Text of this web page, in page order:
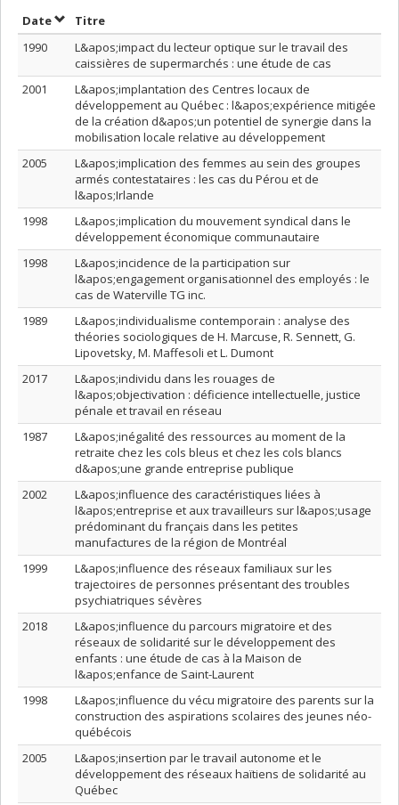
DateTrier par date en ordre croissant
Titre
1990
L&apos;impact du lecteur optique sur le travail des
caissières de supermarchés : une étude de cas
2001
L&apos;implantation des Centres locaux de
développement au Québec : l&apos;expérience mitigée
de la création d&apos;un potentiel de synergie dans la
mobilisation locale relative au développement
2005
L&apos;implication des femmes au sein des groupes
armés contestataires : les cas du Pérou et de
l&apos;Irlande
1998
L&apos;implication du mouvement syndical dans le
développement économique communautaire
1998
L&apos;incidence de la participation sur
l&apos;engagement organisationnel des employés : le
cas de Waterville TG inc.
1989
L&apos;individualisme contemporain : analyse des
théories sociologiques de H. Marcuse, R. Sennett, G.
Lipovetsky, M. Maffesoli et L. Dumont
2017
L&apos;individu dans les rouages de
l&apos;objectivation : déficience intellectuelle, justice
pénale et travail en réseau
1987
L&apos;inégalité des ressources au moment de la
retraite chez les cols bleus et chez les cols blancs
d&apos;une grande entreprise publique
2002
L&apos;influence des caractéristiques liées à
l&apos;entreprise et aux travailleurs sur l&apos;usage
prédominant du français dans les petites
manufactures de la région de Montréal
1999
L&apos;influence des réseaux familiaux sur les
trajectoires de personnes présentant des troubles
psychiatriques sévères
2018
L&apos;influence du parcours migratoire et des
réseaux de solidarité sur le développement des
enfants : une étude de cas à la Maison de
l&apos;enfance de Saint-Laurent
1998
L&apos;influence du vécu migratoire des parents sur la
construction des aspirations scolaires des jeunes néo-
québécois
2005
L&apos;insertion par le travail autonome et le
développement des réseaux haïtiens de solidarité au
Québec